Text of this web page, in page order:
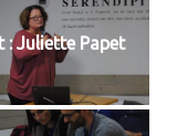
: Juliette Papet